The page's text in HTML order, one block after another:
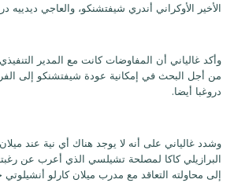
الأخير الأوكراني أندري شيفتشنكو، والعاجي ديدييه
وأكد غالياني أن المفاوضات كانت مع المدير
من أجل البحث في إمكانية عودة شيفتشنكو إلى
دروغبا أيضا.
وشدد غالياني على أنه لا يوجد هناك أي نية عند
البرازيلي كاكا لمصلحة تشيلسي الذي أعرب عن
إلى محاولته التعاقد مع مدرب ميلان كارلو أنشيلوتي